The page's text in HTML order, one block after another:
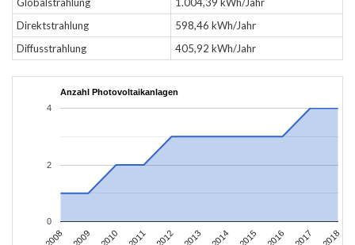
Direktstrahlung
598,46 kWh/Jahr
Diffusstrahlung
405,92 kWh/Jahr
Anzahl Photovoltaikanlagen
2008 2009 2010 2011 2012 2013 2014 2015 2016 2017 2018
0
2
4